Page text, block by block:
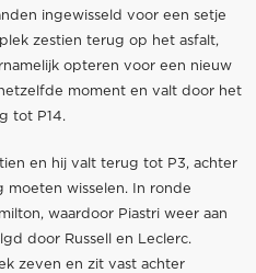
ingewisseld voor een setje
zestien terug op het asfalt,
opteren voor een nieuw
moment en valt door het
tot P14.
en hij valt terug tot P3, achter
moeten wisselen. In ronde
waardoor Piastri weer aan
door Russell en Leclerc.
zeven en zit vast achter